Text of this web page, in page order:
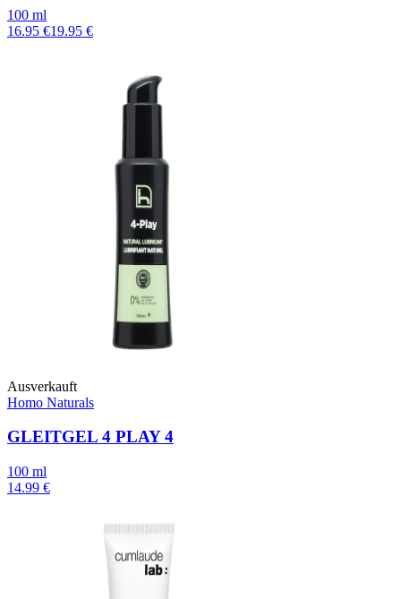
100 ml
16.95 €19.95 €
Ausverkauft
Homo Naturals
GLEITGEL 4 PLAY 4
100 ml
14.99 €